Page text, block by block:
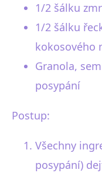
1/2 šálku
1/2 šálku
kokosového
Granola,
posypání
Postup:
Všechny
posypání)